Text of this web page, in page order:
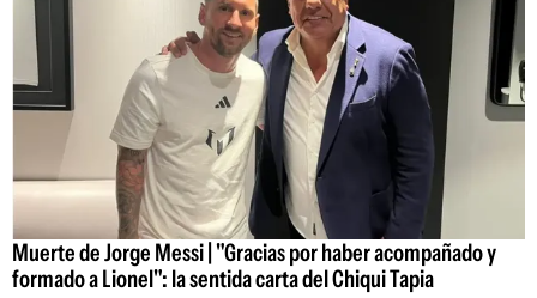
Muerte de Jorge Messi | "Gracias por haber acompañado y
formado a Lionel": la sentida carta del Chiqui Tapia